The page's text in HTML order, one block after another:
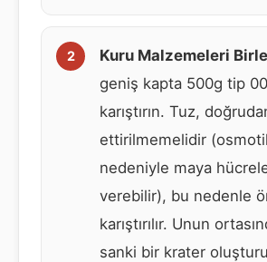
Kuru Malzemeleri
geniş kapta 500g tip
karıştırın. Tuz,
ettirilmemelidir
nedeniyle maya
verebilir), bu nedenle
karıştırılır. Unun
sanki bir krater